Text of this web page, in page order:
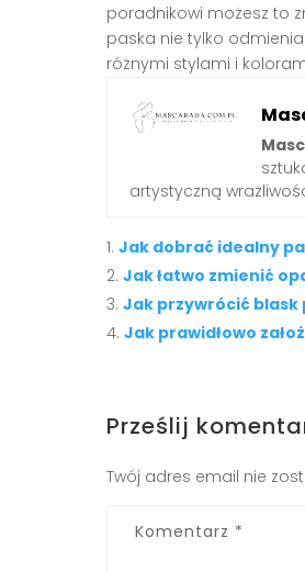
poradnikowi możesz to
paska nie tylko
różnymi stylami i
artystyczną
Jak dobrać idealny
Jak łatwo zmienić
Jak przywrócić blask
Jak prawidłowo
Prześlij
Twój adres email nie